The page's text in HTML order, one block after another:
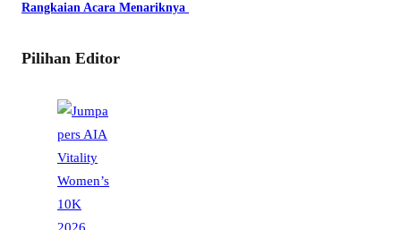
Rangkaian Acara Menariknya
Pilihan Editor